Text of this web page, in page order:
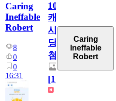
Caring
Ineffable
Robert
8
0
0
16:31
100
캐
시
당
첨
[1]
Caring
Ineffable
Robert